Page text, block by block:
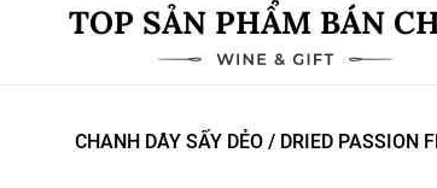
TOP SẢN PHẨM BÁN
CHANH DÂY SẤY DẺO / DRIED PASSION